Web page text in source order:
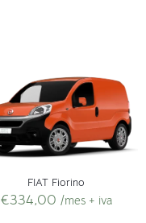
FIAT Fiorino
€334,00 /mes + iva